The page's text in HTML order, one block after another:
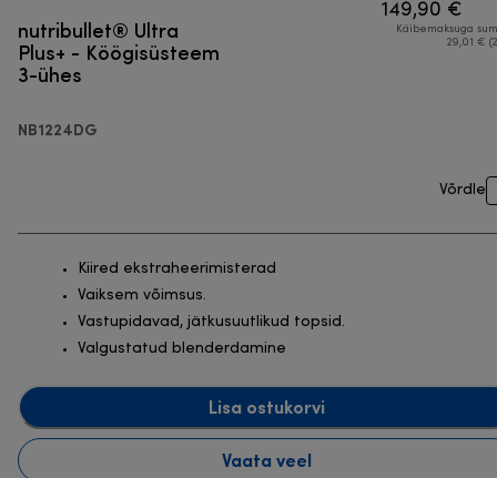
nutribullet® Ultra
Plus+ - Köögisüsteem
3-ühes
NB1224DG
149,90 €
Käibemaksuga
29,01 €
Võrdle
Kiired ekstraheerimisterad
Vaiksem võimsus.
Vastupidavad, jätkusuutlikud topsid.
Valgustatud blenderdamine
Lisa ostukorvi
Vaata veel